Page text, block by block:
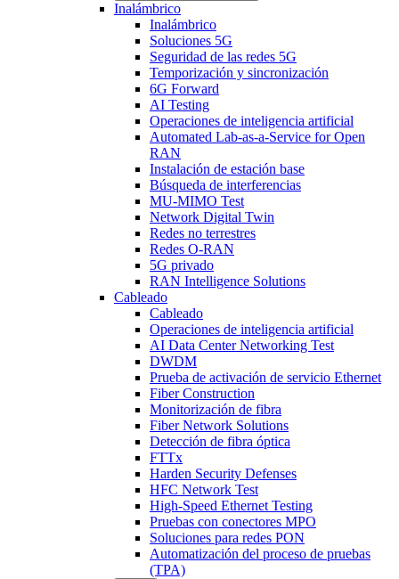
Inalámbrico
Inalámbrico
Soluciones 5G
Seguridad de las redes 5G
Temporización y sincronización
6G Forward
AI Testing
Operaciones de inteligencia artificial
Automated Lab-as-a-Service for Open
RAN
Instalación de estación base
Búsqueda de interferencias
MU-MIMO Test
Network Digital Twin
Redes no terrestres
Redes O-RAN
5G privado
RAN Intelligence Solutions
Cableado
Cableado
Operaciones de inteligencia artificial
AI Data Center Networking Test
DWDM
Prueba de activación de servicio Ethernet
Fiber Construction
Monitorización de fibra
Fiber Network Solutions
Detección de fibra óptica
FTTx
Harden Security Defenses
HFC Network Test
High-Speed Ethernet Testing
Pruebas con conectores MPO
Soluciones para redes PON
Automatización del proceso de pruebas
(TPA)